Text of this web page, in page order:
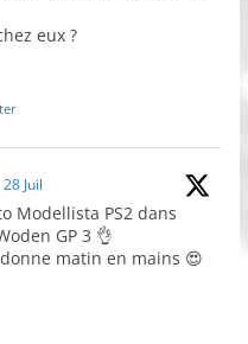
eux ?
28 Juil
Modellista PS2 dans
GP 3 👌
donne matin en mains 😍